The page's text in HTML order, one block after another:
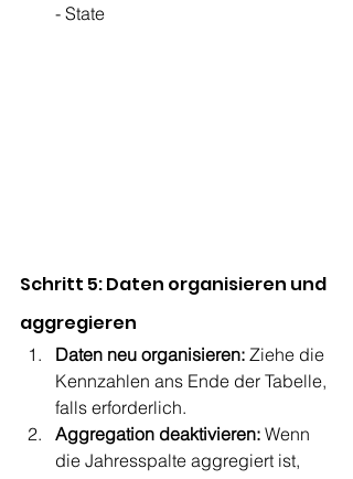
- State
Schritt 5: Daten organisieren und
aggregieren
Daten neu organisieren: Ziehe die
Kennzahlen ans Ende der Tabelle,
falls erforderlich.
Aggregation deaktivieren: Wenn
die Jahresspalte aggregiert ist,